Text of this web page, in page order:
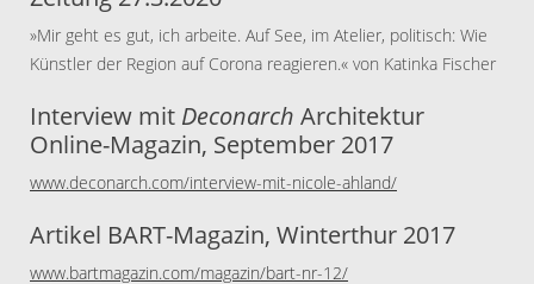
»Mir geht es gut, ich arbeite. Auf See, im Atelier, politisch: Wie
Künstler der Region auf Corona reagieren.« von Katinka Fischer
Interview mit Deconarch Architektur
Online-Magazin, September 2017
www.deconarch.com/interview-mit-nicole-ahland/
Artikel BART-Magazin, Winterthur 2017
www.bartmagazin.com/magazin/bart-nr-12/